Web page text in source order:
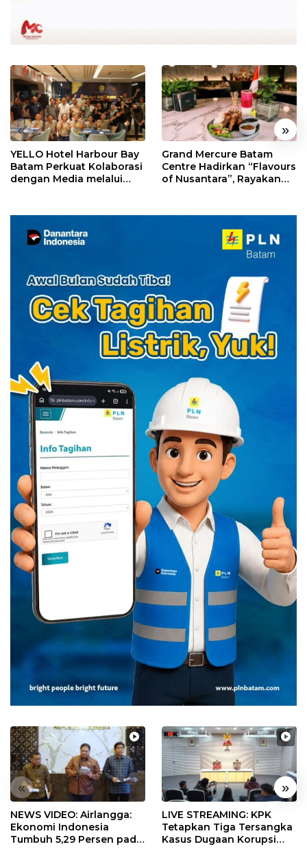
« »
YELLO Hotel Harbour Bay
Batam Perkuat Kolaborasi
dengan Media melalui
Grand Mercure Batam
Centre Hadirkan “Flavours
of Nusantara”, Rayakan
« »
NEWS VIDEO: Airlangga:
Ekonomi Indonesia
Tumbuh 5,29 Persen pada
LIVE STREAMING: KPK
Tetapkan Tiga Tersangka
Kasus Dugaan Korupsi